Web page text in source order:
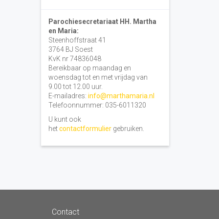
Parochiesecretariaat HH. Martha
en Maria:
Steenhoffstraat 41
3764 BJ Soest
KvK nr 74836048
Bereikbaar op maandag en
woensdag tot en met vrijdag van
9.00 tot 12.00 uur.
E-mailadres: info@marthamaria.nl
Telefoonnummer: 035-6011320
U kunt ook
hetcontactformuliergebruiken.
Contact